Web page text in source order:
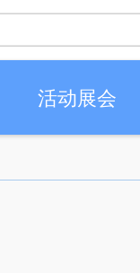
活动展会